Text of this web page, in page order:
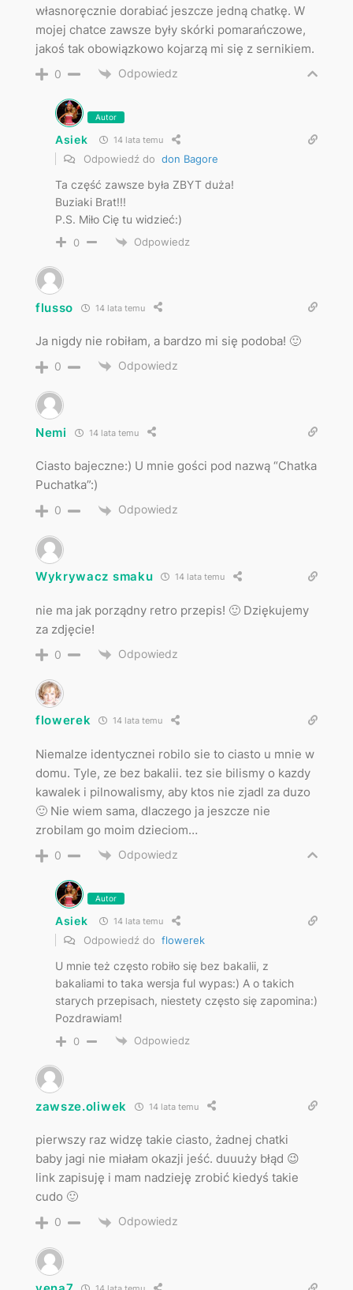
własnoręcznie dorabiać jeszcze jedną chatkę. W
mojej chatce zawsze były skórki pomarańczowe,
jakoś tak obowiązkowo kojarzą mi się z sernikiem.
0 Odpowiedz
Autor
Asiek 14 lata temu
Odpowiedź do don Bagore
Ta część zawsze była ZBYT duża!
Buziaki Brat!!!
P.S. Miło Cię tu widzieć:)
0 Odpowiedz
flusso 14 lata temu
Ja nigdy nie robiłam, a bardzo mi się podoba! 🙂
0 Odpowiedz
Nemi 14 lata temu
Ciasto bajeczne:) U mnie gości pod nazwą “Chatka
Puchatka”:)
0 Odpowiedz
Wykrywacz smaku 14 lata temu
nie ma jak porządny retro przepis! 🙂 Dziękujemy
za zdjęcie!
0 Odpowiedz
flowerek 14 lata temu
Niemalze identycznei robilo sie to ciasto u mnie w
domu. Tyle, ze bez bakalii. tez sie bilismy o kazdy
kawalek i pilnowalismy, aby ktos nie zjadl za duzo
🙂 Nie wiem sama, dlaczego ja jeszcze nie
zrobilam go moim dzieciom…
0 Odpowiedz
Autor
Asiek 14 lata temu
Odpowiedź do flowerek
U mnie też często robiło się bez bakalii, z
bakaliami to taka wersja ful wypas:) A o takich
starych przepisach, niestety często się zapomina:)
Pozdrawiam!
0 Odpowiedz
zawsze.oliwek 14 lata temu
pierwszy raz widzę takie ciasto, żadnej chatki
baby jagi nie miałam okazji jeść. duuuży błąd 😉
link zapisuję i mam nadzieję zrobić kiedyś takie
cudo 🙂
0 Odpowiedz